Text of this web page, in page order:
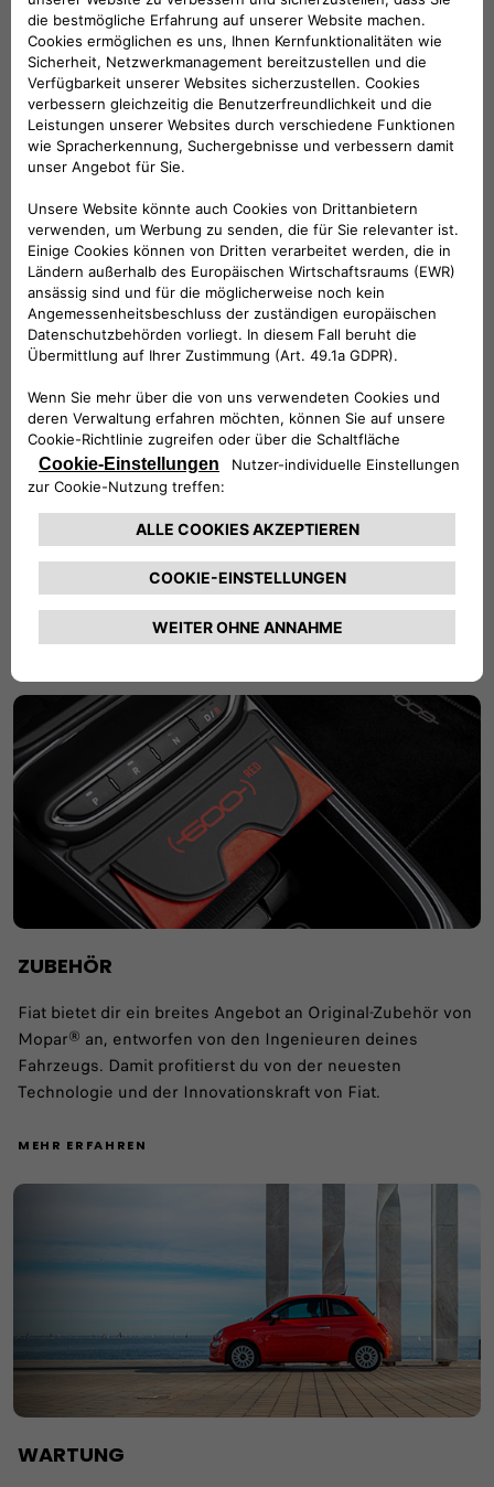
überaus smart: Wir sorgen stets für die einfachste
Lademöglichkeit in deiner Nähe. Mit uns erhälst du
Zugang zur Ladeinfrastruktur von Free2move Charge mit
einfachen und bezahlbaren Ladelösungen für zu Hause
und unterwegs.
MEHR ERFAHREN
CONNECTED SERVICES
Nutze in deinem Fahrzeug die Annehmlichkeiten der sog.
Connected Services, d.h. mobile Datendienste, die nicht
nur nützlich sind sondern auch für mehr Sicherheit und
ZUBEHÖR
Fiat bietet dir ein breites Angebot an Original-Zubehör von
Mopar® an, entworfen von den Ingenieuren deines
Fahrzeugs. Damit profitierst du von der neuesten
Technologie und der Innovationskraft von Fiat.
MEHR ERFAHREN
WARTUNG